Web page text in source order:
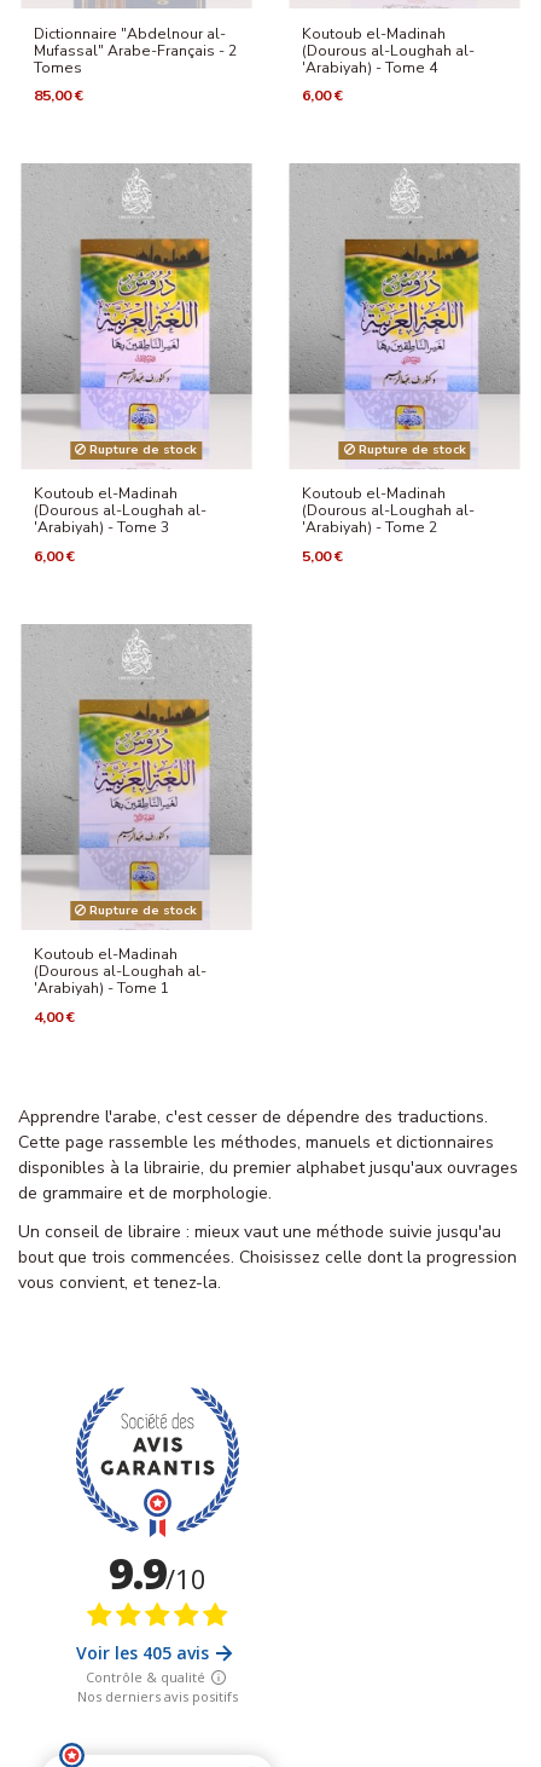
Dictionnaire "Abdelnour al-
Mufassal" Arabe-Français - 2
Tomes
85,00 €
Koutoub el-Madinah
(Dourous al-Loughah al-
'Arabiyah) - Tome 4
6,00 €
Rupture de stock
Koutoub el-Madinah
(Dourous al-Loughah al-
'Arabiyah) - Tome 3
6,00 €
Rupture de stock
Koutoub el-Madinah
(Dourous al-Loughah al-
'Arabiyah) - Tome 2
5,00 €
Rupture de stock
Koutoub el-Madinah
(Dourous al-Loughah al-
'Arabiyah) - Tome 1
4,00 €
Apprendre l'arabe, c'est cesser de dépendre des traductions.
Cette page rassemble les méthodes, manuels et dictionnaires
disponibles à la librairie, du premier alphabet jusqu'aux ouvrages
de grammaire et de morphologie.
Un conseil de libraire : mieux vaut une méthode suivie jusqu'au
bout que trois commencées. Choisissez celle dont la progression
vous convient, et tenez-la.